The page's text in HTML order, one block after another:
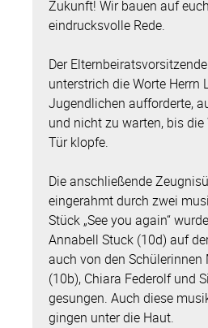
Zukunft! Wir bauen auf
eindrucksvolle Rede.
Der
unterstrich die Worte Herrn
Jugendlichen aufforderte,
und nicht zu warten, bis
Tür klopfe.
Die anschließende
eingerahmt durch zwei
Stück „See you again“
Annabell Stuck (10d) auf
auch von den
(10b), Chiara Federolf und
gesungen. Auch diese
gingen unter die Haut.